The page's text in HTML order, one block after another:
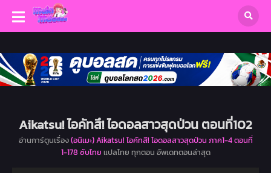
Aikatsu! ไอคัทสึ! ไอดอลสาวสุดป่วน ตอนที่102
อ่านการ์ตูนเรื่อง(อนิเมะ) Aikatsu! ไอคัทสึ! ไอดอลสาวสุดป่วน ภาค1-4 ตอนที่
1-178 ซับไทย แปลไทย ทุกตอน อัพเดทตอนล่าสุด